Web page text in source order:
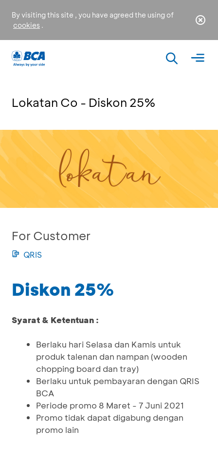
By visiting this site , you have agreed the using of
cookies .
Lokatan Co - Diskon 25%
For Customer
QRIS
Diskon 25%
Syarat & Ketentuan :
Berlaku hari Selasa dan Kamis untuk
produk talenan dan nampan (wooden
chopping board dan tray)
Berlaku untuk pembayaran dengan QRIS
BCA
Periode promo 8 Maret - 7 Juni 2021
Promo tidak dapat digabung dengan
promo lain